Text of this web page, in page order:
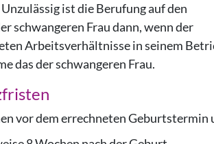
ist die Berufung auf den
schwangeren Frau dann, wenn der
Arbeitsverhältnisse in seinem
das der schwangeren Frau.
dem errechneten Geburtstermin